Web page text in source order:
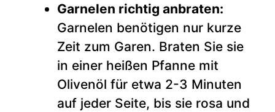
Garnelen richtig anbraten:
Garnelen benötigen nur kurze
Zeit zum Garen. Braten Sie sie
in einer heißen Pfanne mit
Olivenöl für etwa 2-3 Minuten
auf jeder Seite, bis sie rosa und